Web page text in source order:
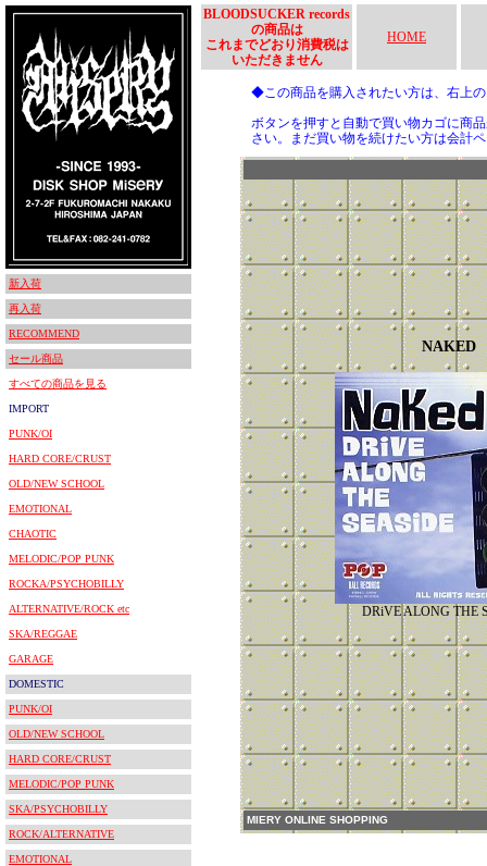
新入荷
再入荷
RECOMMEND
セール商品
すべての商品を見る
IMPORT
PUNK/OI
HARD CORE/CRUST
OLD/NEW SCHOOL
EMOTIONAL
CHAOTIC
MELODIC/POP PUNK
ROCKA/PSYCHOBILLY
ALTERNATIVE/ROCK etc
SKA/REGGAE
GARAGE
DOMESTIC
PUNK/OI
OLD/NEW SCHOOL
HARD CORE/CRUST
MELODIC/POP PUNK
SKA/PSYCHOBILLY
ROCK/ALTERNATIVE
EMOTIONAL
BLOODSUCKER records
の商品は
これまでどおり消費税は
いただきません
HOME
◆この商品を購入されたい方は、右上
ボタンを押すと自動で買い物カゴに商
さい。まだ買い物を続けたい方は会計
NAKED
DRiVE ALONG THE
MIERY ONLINE SHOPPING